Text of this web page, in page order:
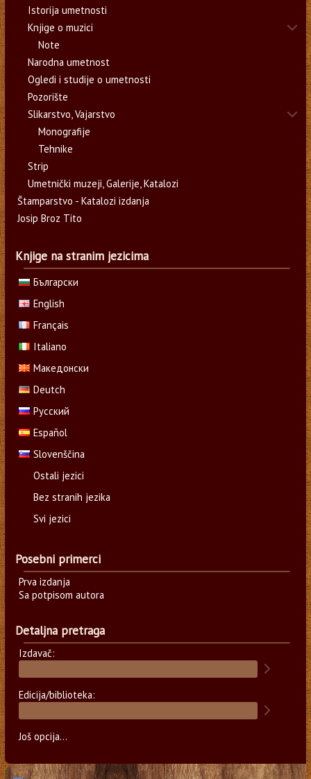
Istorija umetnosti
Knjige o muzici
Note
Narodna umetnost
Ogledi i studije o umetnosti
Pozorište
Slikarstvo, Vajarstvo
Monografije
Tehnike
Strip
Umetnički muzeji, Galerije, Katalozi
Štamparstvo - Katalozi izdanja
Josip Broz Tito
Knjige na stranim jezicima
Български
English
Français
Italiano
Македонски
Deutch
Русский
Español
Slovenščina
Ostali jezici
Bez stranih jezika
Svi jezici
Posebni primerci
Prva izdanja
Sa potpisom autora
Detaljna pretraga
Izdavač:
Edicija/biblioteka:
Još opcija...